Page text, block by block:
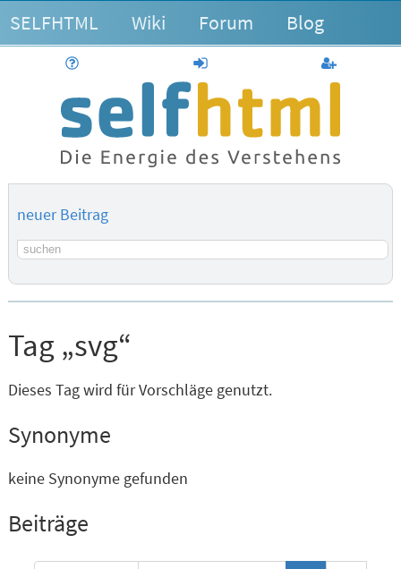
SELFHTML Wiki Forum Blog
anmelden
neuer Beitrag
Suchbegriff
Tag „svg“
Dieses Tag wird für Vorschläge genutzt.
Synonyme
keine Synonyme gefunden
Beiträge